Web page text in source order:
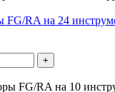
RA на 24
+